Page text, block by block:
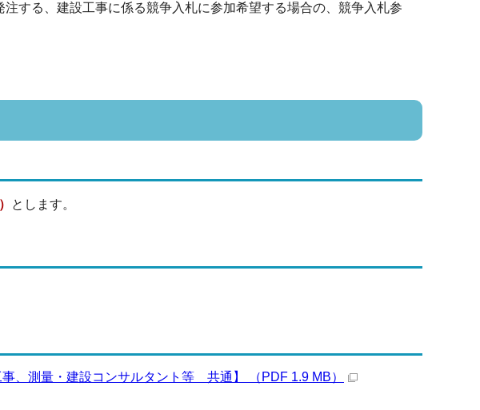
する、建設工事に係る競争入札に参加希望する場合の、競争入札参
とします。
、測量・建設コンサルタント等 共通】 （PDF 1.9 MB）